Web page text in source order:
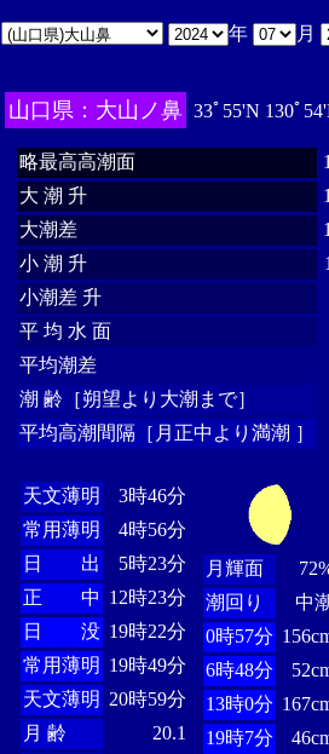
年 月
山口県：大山ノ鼻 33ﾟ55'N 130ﾟ
略最高高潮面
大 潮 升
大潮差
小 潮 升
小潮差 升
平 均 水 面
平均潮差
潮 齢［朔望より大潮まで］
平均高潮間隔［月正中より満潮 ］
天文薄明
3時46分
常用薄明
4時56分
日 出
5時23分
正 中 12時23分
日 没 19時22分
常用薄明 19時49分
天文薄明 20時59分
月 齢
20.1
月輝面
潮回り
中
0時57分
6時48分
13時0分
19時7分